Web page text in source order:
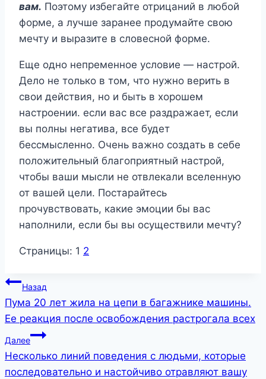
вам. Поэтому избегайте отрицаний в любой
форме, а лучше заранее продумайте свою
мечту и выразите в словесной форме.
Еще одно непременное условие — настрой.
Дело не только в том, что нужно верить в
свои действия, но и быть в хорошем
настроении. если вас все раздражает, если
вы полны негатива, все будет
бессмысленно. Очень важно создать в себе
положительный благоприятный настрой,
чтобы ваши мысли не отвлекали вселенную
от вашей цели. Постарайтесь
прочувствовать, какие эмоции бы вас
наполнили, если бы вы осуществили мечту?
Страницы: 1 2
Навигация
по
записям
Назад
Пума 20 лет жила на цепи в багажнике машины.
Ее реакция после освобождения растрогала всех
Далее
Несколько линий поведения с людьми, которые
последовательно и настойчиво отравляют вашу